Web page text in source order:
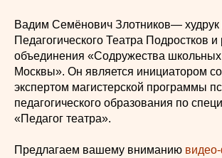
Вадим Семёнович Злотников— худрук
Педагогического Театра Подростков и
объединения «Содружества школьных
Москвы». Он является инициатором
экспертом магистерской программы
педагогического образования по
«Педагог театра».
Предлагаем вашему вниманию